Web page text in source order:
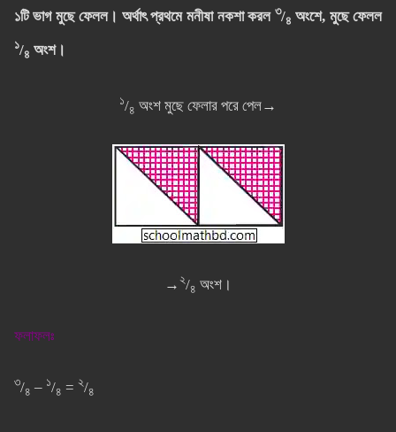
১টি ভাগ মুছে ফেলল। অর্থাৎ প্রথমে মনীষা নকশা করল ৩/৪ অংশে, মুছে ফেলল
১/৪ অংশ।
১/৪ অংশ মুছে ফেলার পরে পেল→
→২/৪ অংশ।
ফলাফলঃ
৩/৪ – ১/৪ = ২/৪